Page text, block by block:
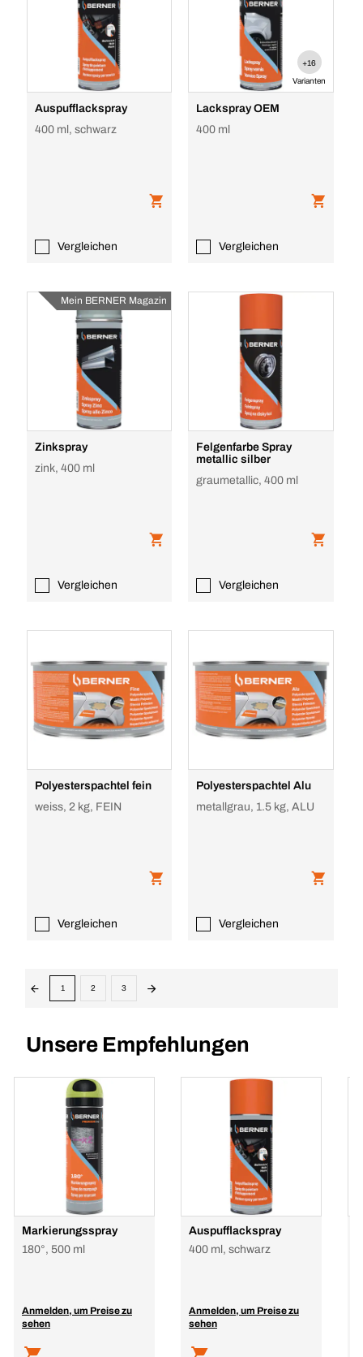
Auspufflackspray
400 ml, schwarz
Vergleichen
+16
Varianten
Lackspray OEM
400 ml
Vergleichen
Mein BERNER Magazin
Zinkspray
zink, 400 ml
Vergleichen
Felgenfarbe Spray
metallic silber
graumetallic, 400 ml
Vergleichen
Polyesterspachtel fein
weiss, 2 kg, FEIN
Vergleichen
Polyesterspachtel Alu
metallgrau, 1.5 kg, ALU
Vergleichen
1 2 3
Unsere Empfehlungen
Markierungsspray
180°, 500 ml
Anmelden, um Preise zu
sehen
Auspufflackspray
400 ml, schwarz
Anmelden, um Preise zu
sehen